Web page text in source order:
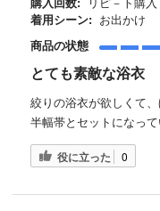
購入回数:
リピ－ト購入
着用シーン:
お出かけ
商品の状態
とても素敵な浴衣
絞りの浴衣が欲しくて
半幅帯とセットになっ
役に立った 0